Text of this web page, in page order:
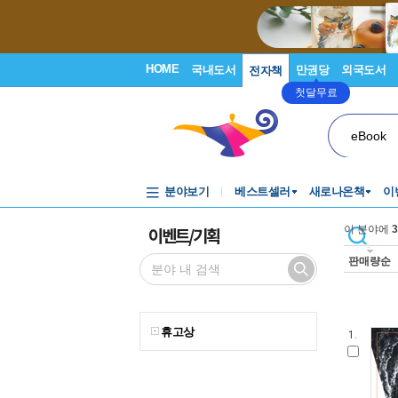
HOME 국내도서 전자책 만권당
첫달무료
외국도서
eBook
분야보기 베스트셀러 새로나온책 이
이벤트/기획
휴고상
이 분야에 3
판매량순
1.